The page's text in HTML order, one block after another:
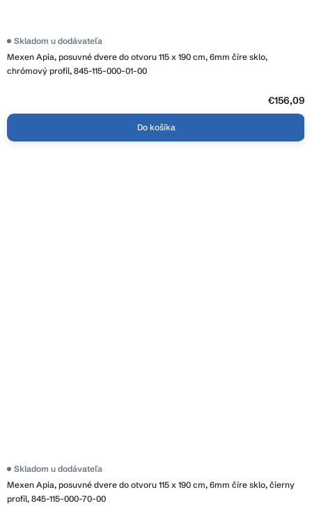
Mexen Apia, posuvné dvere do otvoru 115 x 190 cm, 6mm číre sklo,
chrómový profil, 845-115-000-01-00
Priemerné
produktu
je
Skladom u dodávateľa
€156,09
Do košíka
Mexen Apia, posuvné dvere do otvoru 115 x 190 cm, 6mm číre sklo, čierny
profil, 845-115-000-70-00
Priemerné
produktu
je
Skladom u dodávateľa